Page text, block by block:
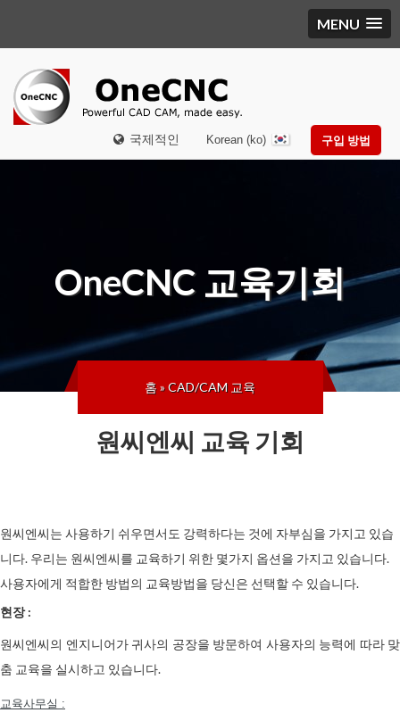
MENU
국제적인 구입 방법
Korean (ko)
OneCNC교육기회
홈»CAD/CAM 교육
원씨엔씨 교육 기회
원씨엔씨는 사용하기 쉬우면서도 강력하다는 것에 자부심을 가지고 있습
니다. 우리는 원씨엔씨를 교육하기 위한 몇가지 옵션을 가지고 있습니다.
사용자에게 적합한 방법의 교육방법을 당신은 선택할 수 있습니다.
현장 :
원씨엔씨의 엔지니어가 귀사의 공장을 방문하여 사용자의 능력에 따라 맞
춤 교육을 실시하고 있습니다.
교육사무실 :